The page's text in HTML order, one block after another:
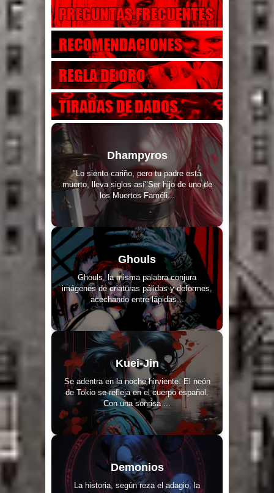
Dhampyros
"Lo siento cariño, pero tu padre está
muerto, lleva siglos así"Ser hijo de uno de
los Muertos Faméli...
Ghouls
Ghouls, la misma palabra conjura
imágenes de criaturas pálidas y deformes,
acechando entre lápidas...
Kuei-Jin
Se adentra en la noche hirviente. El neón
de Tokio se refleja en el cuerpo español.
Con una sonrisa ...
Demonios
La historia, según reza el adagio, la